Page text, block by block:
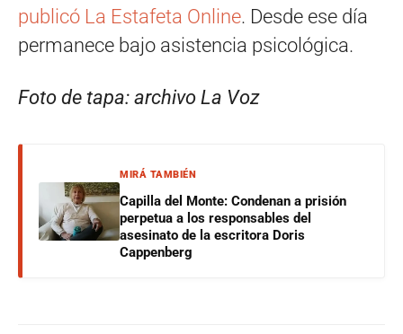
publicó La Estafeta Online. Desde ese día
permanece bajo asistencia psicológica.
Foto de tapa: archivo La Voz
MIRÁ TAMBIÉN
Capilla del Monte: Condenan a prisión
perpetua a los responsables del
asesinato de la escritora Doris
Cappenberg